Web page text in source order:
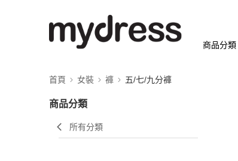
商品分類
首頁 女裝 褲 五/七/九分褲
商品分類
所有分類